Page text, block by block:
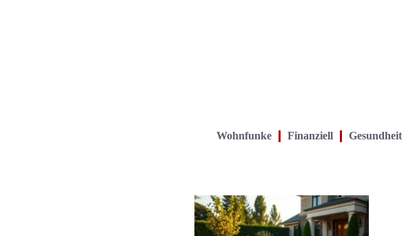
Wohnfunke Finanziell Gesundheit